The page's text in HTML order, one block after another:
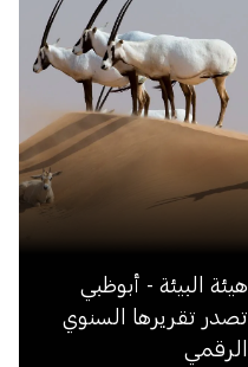
هيئة البيئة - أبوظبي
تصدر تقريرها السنوي
الرقمي